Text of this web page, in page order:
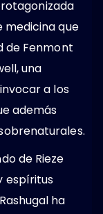
medicina que
de Fenmont
una
a los
además
de Rieze
espíritus
ha